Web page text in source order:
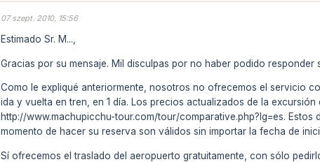
07 szept. 2010, 15:56
Estimado Sr. M...,
Gracias por su mensaje. Mil disculpas por no haber podido
Como le expliqué anteriormente, nosotros no ofrecemos el servicio
ida y vuelta en tren, en 1 día. Los precios actualizados de la
http://www.machupicchu-tour.com/tour/comparative.php?lg=es.
momento de hacer su reserva son válidos sin importar la fecha de
Sí ofrecemos el traslado del aeropuerto gratuitamente, con sólo